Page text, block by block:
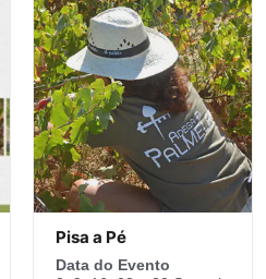
Pisa a Pé
Data do Evento